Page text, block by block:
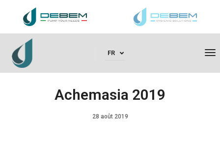
FR
Achemasia 2019
28 août 2019